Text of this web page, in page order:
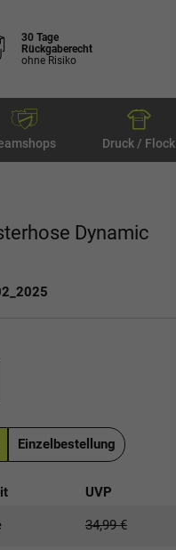
30 Tage
Rückgaberecht
ohne Risiko
Druck / Flock
Dynamic
Einzelbestellung
UVP
34,99€